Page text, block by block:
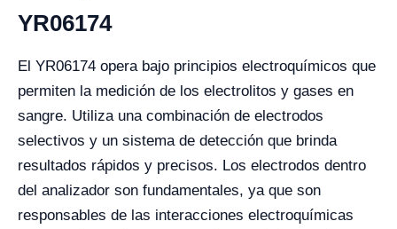
YR06174
El YR06174 opera bajo principios electroquímicos que
permiten la medición de los electrolitos y gases en
sangre. Utiliza una combinación de electrodos
selectivos y un sistema de detección que brinda
resultados rápidos y precisos. Los electrodos dentro
del analizador son fundamentales, ya que son
responsables de las interacciones electroquímicas